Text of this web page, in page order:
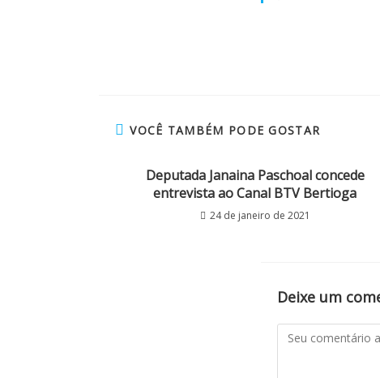
VOCÊ TAMBÉM PODE GOSTAR
Deputada Janaina Paschoal concede
entrevista ao Canal BTV Bertioga
24 de janeiro de 2021
Deixe um